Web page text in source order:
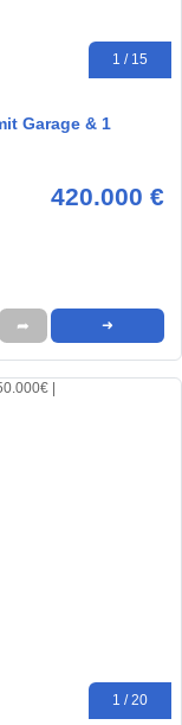
1 / 15
Garage & 1
420.000 €
➦ ➜
1 / 20